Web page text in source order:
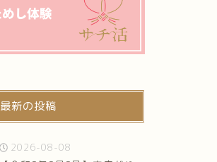
最新の投稿
2026-08-08